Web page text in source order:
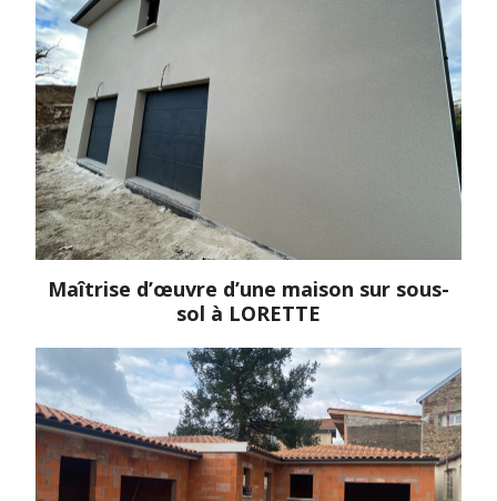
Maîtrise d’œuvre d’une maison sur sous-
sol à LORETTE